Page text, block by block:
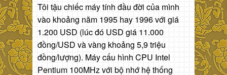
Tôi tậu chiếc máy tính đầu đời của mình
vào khoảng năm 1995 hay 1996 với giá
1.200 USD (lúc đó USD giá 11.000
đồng/USD và vàng khoảng 5,9 triệu
đồng/lượng). Máy cấu hình CPU Intel
Pentium 100MHz với bộ nhớ hệ thống